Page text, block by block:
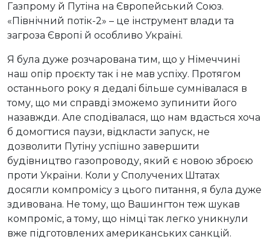
Газпрому й Путіна на Європейський Союз.
«Північний потік-2» – це інструмент влади та
загроза Європі й особливо Україні.
Я була дуже розчарована тим, що у Німеччині
наш опір проєкту так і не мав успіху. Протягом
останнього року я дедалі більше сумнівалася в
тому, що ми справді зможемо зупинити його
назавжди. Але сподівалася, що нам вдасться хоча
б домогтися паузи, відкласти запуск, не
дозволити Путіну успішно завершити
будівництво газопроводу, який є новою зброєю
проти України. Коли у Сполучених Штатах
досягли компромісу з цього питання, я була дуже
здивована. Не тому, що Вашингтон теж шукав
компроміс, а тому, що німці так легко уникнули
вже підготовлених американських санкцій.